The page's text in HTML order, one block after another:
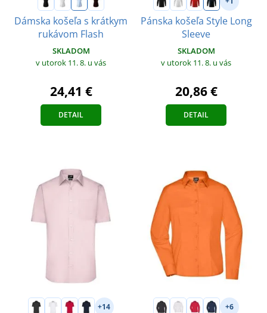
Dámska košeľa s krátkym
rukávom Flash
SKLADOM
v utorok 11. 8. u vás
24,41 €
DETAIL
Pánska košeľa Style Long
Sleeve
SKLADOM
v utorok 11. 8. u vás
20,86 €
DETAIL
+14 +6